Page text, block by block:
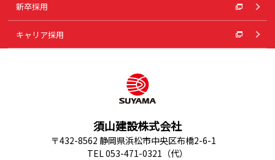
新卒採用
キャリア採用
須山建設株式会社
〒432-8562 静岡県浜松市中央区布橋2-6-1
TEL 053-471-0321（代）